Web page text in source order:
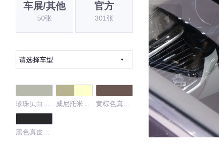
车展/其他
50张
官方
301张
请选择车型
珍珠贝白色
威尼托米色
黄棕色真皮
黑色真皮内